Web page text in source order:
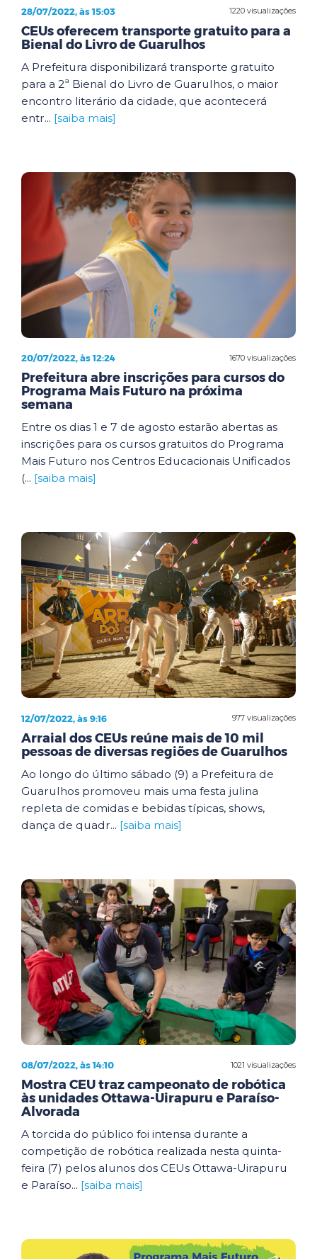
1220 visualizações
28/07/2022, às 15:03
CEUs oferecem transporte gratuito para a
Bienal do Livro de Guarulhos
A Prefeitura disponibilizará transporte gratuito
para a 2ª Bienal do Livro de Guarulhos, o maior
encontro literário da cidade, que acontecerá
entr... [saiba mais]
1670 visualizações
20/07/2022, às 12:24
Prefeitura abre inscrições para cursos do
Programa Mais Futuro na próxima
semana
Entre os dias 1 e 7 de agosto estarão abertas as
inscrições para os cursos gratuitos do Programa
Mais Futuro nos Centros Educacionais Unificados
(... [saiba mais]
977 visualizações
12/07/2022, às 9:16
Arraial dos CEUs reúne mais de 10 mil
pessoas de diversas regiões de Guarulhos
Ao longo do último sábado (9) a Prefeitura de
Guarulhos promoveu mais uma festa julina
repleta de comidas e bebidas típicas, shows,
dança de quadr... [saiba mais]
1021 visualizações
08/07/2022, às 14:10
Mostra CEU traz campeonato de robótica
às unidades Ottawa-Uirapuru e Paraíso-
Alvorada
A torcida do público foi intensa durante a
competição de robótica realizada nesta quinta-
feira (7) pelos alunos dos CEUs Ottawa-Uirapuru
e Paraíso... [saiba mais]